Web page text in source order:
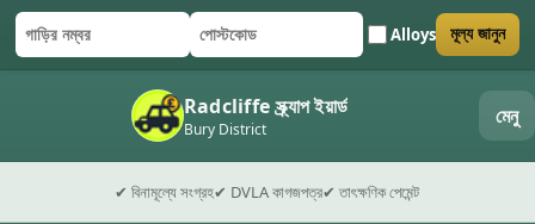
গাড়ির নম্বর
পোস্টকোড Alloys
ফর্ম জমা দিন মূল্য জানুন
Radcliffe স্ক্র্যাপ ইয়ার্ড
Bury District মেনু
✔ বিনামূল্যে সংগ্রহ✔ DVLA কাগজপত্র✔ তাৎক্ষণিক পেমেন্ট